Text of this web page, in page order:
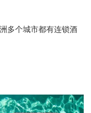
多个城市都有连锁酒